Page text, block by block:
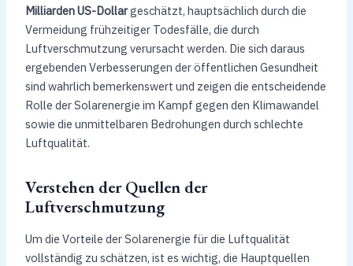
Milliarden US-Dollargeschätzt, hauptsächlich durch die
Vermeidung frühzeitiger Todesfälle, die durch
Luftverschmutzung verursacht werden. Die sich daraus
ergebenden Verbesserungen der öffentlichen Gesundheit
sind wahrlich bemerkenswert und zeigen die entscheidende
Rolle der Solarenergie im Kampf gegen den Klimawandel
sowie die unmittelbaren Bedrohungen durch schlechte
Luftqualität.
Verstehen der Quellen der
Luftverschmutzung
Um die Vorteile der Solarenergie für die Luftqualität
vollständig zu schätzen, ist es wichtig, die Hauptquellen